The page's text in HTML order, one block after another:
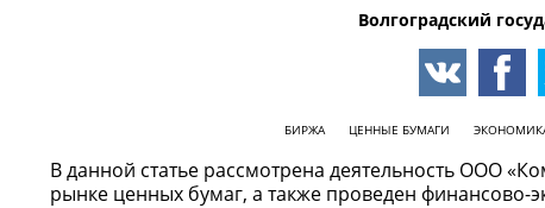
Волгоградский
БИРЖА ЦЕННЫЕ БУМАГИ
В данной статье рассмотрена деятельность ООО
рынке ценных бумаг, а также проведен